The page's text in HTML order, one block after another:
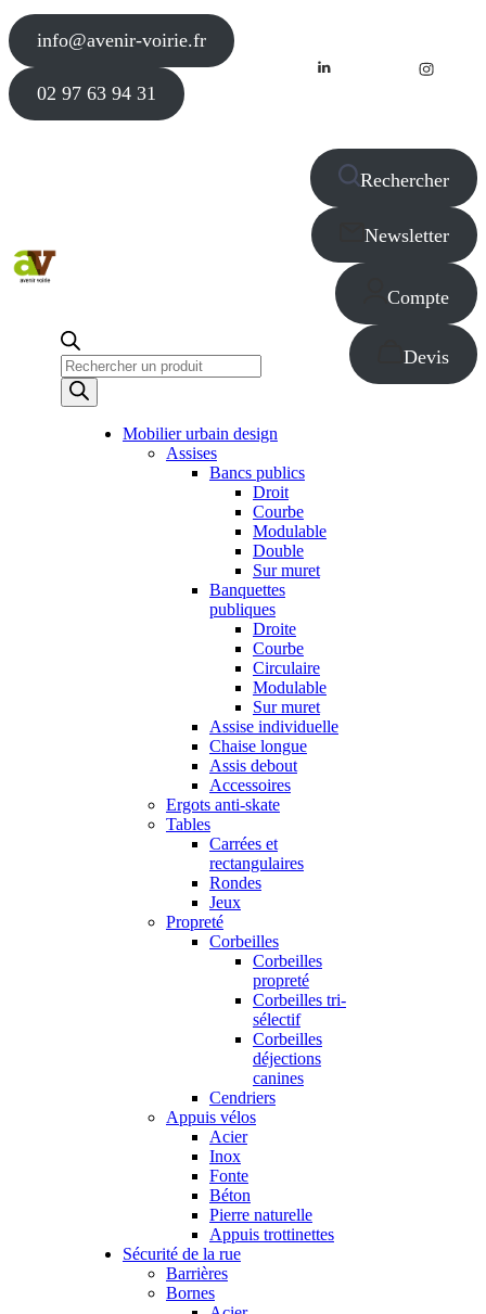
info@avenir-voirie.fr
02 97 63 94 31
Recherche
de
produits
Rechercher
Newsletter
Compte
Devis
Mobilier urbain design
Assises
Bancs publics
Droit
Courbe
Modulable
Double
Sur muret
Banquettes
publiques
Droite
Courbe
Circulaire
Modulable
Sur muret
Assise individuelle
Chaise longue
Assis debout
Accessoires
Ergots anti-skate
Tables
Carrées et
rectangulaires
Rondes
Jeux
Propreté
Corbeilles
Corbeilles
propreté
Corbeilles tri-
sélectif
Corbeilles
déjections
canines
Cendriers
Appuis vélos
Acier
Inox
Fonte
Béton
Pierre naturelle
Appuis trottinettes
Sécurité de la rue
Barrières
Bornes